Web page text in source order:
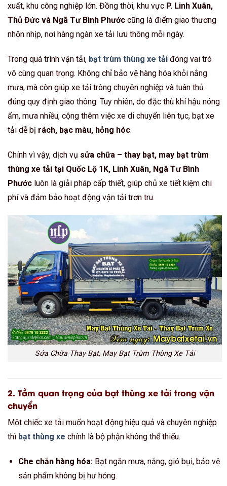
xuất, khu công nghiệp lớn. Đồng thời, khu vực P. Linh Xuân,
Thủ Đức và Ngã Tư Bình Phước cũng là điểm giao thương
nhộn nhịp, nơi hàng ngàn xe tải lưu thông mỗi ngày.
Trong quá trình vận tải, bạt trùm thùng xe tải đóng vai trò
vô cùng quan trọng. Không chỉ bảo vệ hàng hóa khỏi nắng
mưa, mà còn giúp xe tải trông chuyên nghiệp và tuân thủ
đúng quy định giao thông. Tuy nhiên, do đặc thù khí hậu nóng
ẩm, mưa nhiều, cộng thêm việc xe di chuyển liên tục, bạt xe
tải dễ bị rách, bạc màu, hỏng hóc.
Chính vì vậy, dịch vụ sửa chữa – thay bạt, may bạt trùm
thùng xe tải tại Quốc Lộ 1K, Linh Xuân, Ngã Tư Bình
Phước luôn là giải pháp cấp thiết, giúp chủ xe tiết kiệm chi
phí và đảm bảo hoạt động vận tải trơn tru.
Sửa Chữa Thay Bạt, May Bạt Trùm Thùng Xe Tải
2. Tầm quan trọng của bạt thùng xe tải trong vận
chuyển
Một chiếc xe tải muốn hoạt động hiệu quả và chuyên nghiệp
thì bạt thùng xe chính là bộ phận không thể thiếu.
Che chắn hàng hóa:Bạt ngăn mưa, nắng, gió bụi, bảo vệ
sản phẩm không bị hư hỏng.